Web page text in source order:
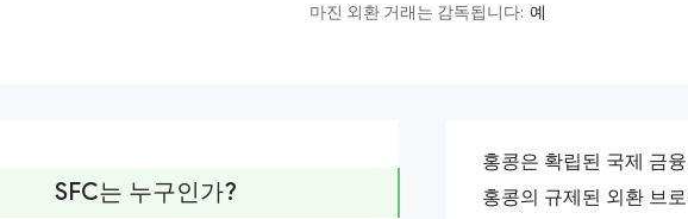
마진 외환 거래는 감독됩니다: 예
SFC는 누구인가?
홍콩은 확립된 국제 금
홍콩의 규제된 외환 브